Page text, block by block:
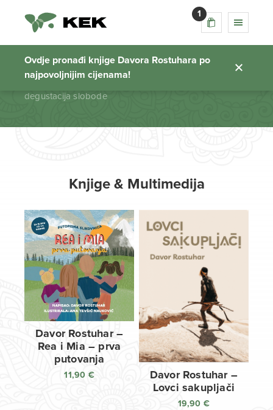
1
Ovdje pronađi knjige Davora Rostuhara po
najpovoljnijim cijenama!
degustacija slobode
Početna stranica
degustacija slobode
Knjige & Multimedija
Davor Rostuhar –
Rea i Mia – prva
putovanja
11,90 €
Davor Rostuhar –
Lovci sakupljači
19,90 €